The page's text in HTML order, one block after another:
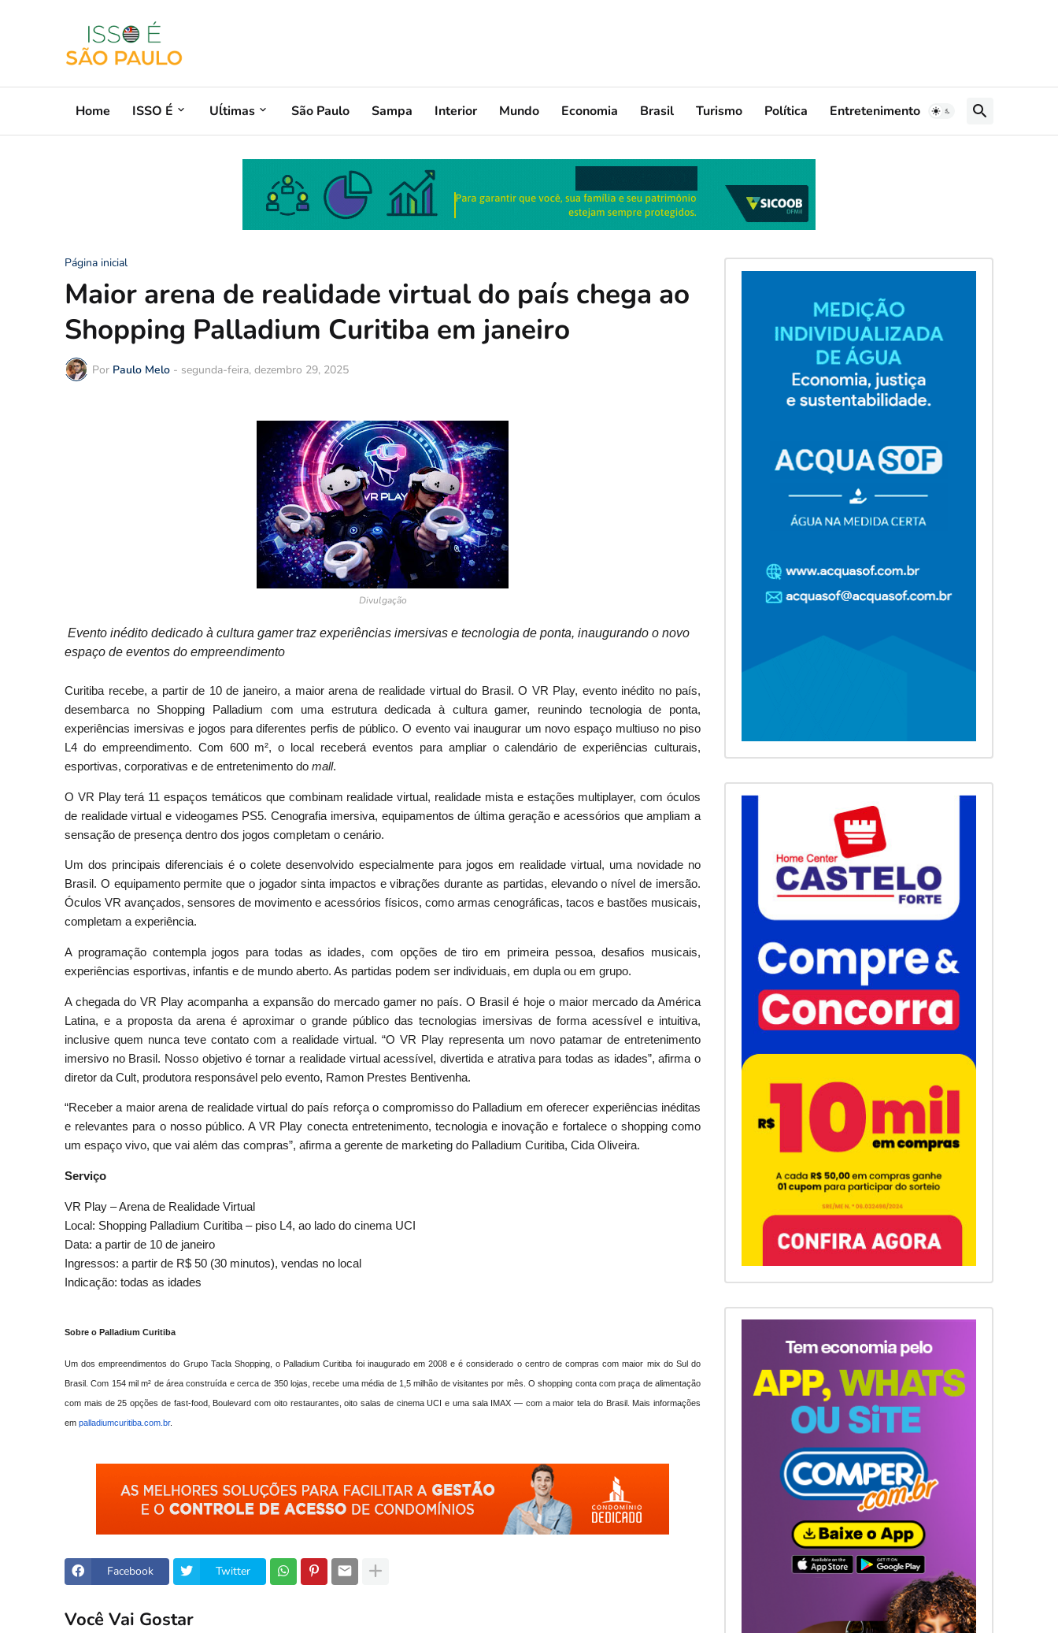
Home ISSO É Uĺtimas São Paulo Sampa Interior Mundo Economia Brasil Turismo Política Entretenimento
Página inicial
Maior arena de realidade virtual do país chega ao
Shopping Palladium Curitiba em janeiro
Por Paulo Melo - segunda-feira, dezembro 29, 2025
Divulgação
Evento inédito dedicado à cultura gamer traz experiências imersivas e tecnologia de ponta, inaugurando o novo
espaço de eventos do empreendimento
Curitiba recebe, a partir de 10 de janeiro, a maior arena de realidade virtual do Brasil. O VR Play, evento inédito no país,
desembarca no Shopping Palladium com uma estrutura dedicada à cultura gamer, reunindo tecnologia de ponta,
experiências imersivas e jogos para diferentes perfis de público. O evento vai inaugurar um novo espaço multiuso no piso
L4 do empreendimento. Com 600 m², o local receberá eventos para ampliar o calendário de experiências culturais,
esportivas, corporativas e de entretenimento do mall.
O VR Play terá 11 espaços temáticos que combinam realidade virtual, realidade mista e estações multiplayer, com óculos
de realidade virtual e videogames PS5. Cenografia imersiva, equipamentos de última geração e acessórios que ampliam a
sensação de presença dentro dos jogos completam o cenário.
Um dos principais diferenciais é o colete desenvolvido especialmente para jogos em realidade virtual, uma novidade no
Brasil. O equipamento permite que o jogador sinta impactos e vibrações durante as partidas, elevando o nível de imersão.
Óculos VR avançados, sensores de movimento e acessórios físicos, como armas cenográficas, tacos e bastões musicais,
completam a experiência.
A programação contempla jogos para todas as idades, com opções de tiro em primeira pessoa, desafios musicais,
experiências esportivas, infantis e de mundo aberto. As partidas podem ser individuais, em dupla ou em grupo.
A chegada do VR Play acompanha a expansão do mercado gamer no país. O Brasil é hoje o maior mercado da América
Latina, e a proposta da arena é aproximar o grande público das tecnologias imersivas de forma acessível e intuitiva,
inclusive quem nunca teve contato com a realidade virtual. “O VR Play representa um novo patamar de entretenimento
imersivo no Brasil. Nosso objetivo é tornar a realidade virtual acessível, divertida e atrativa para todas as idades”, afirma o
diretor da Cult, produtora responsável pelo evento, Ramon Prestes Bentivenha.
“Receber a maior arena de realidade virtual do país reforça o compromisso do Palladium em oferecer experiências inéditas
e relevantes para o nosso público. A VR Play conecta entretenimento, tecnologia e inovação e fortalece o shopping como
um espaço vivo, que vai além das compras”, afirma a gerente de marketing do Palladium Curitiba, Cida Oliveira.
Serviço
VR Play – Arena de Realidade Virtual
Local: Shopping Palladium Curitiba – piso L4, ao lado do cinema UCI
Data: a partir de 10 de janeiro
Ingressos: a partir de R$ 50 (30 minutos), vendas no local
Indicação: todas as idades
Sobre o Palladium Curitiba
Um dos empreendimentos do Grupo Tacla Shopping, o Palladium Curitiba foi inaugurado em 2008 e é considerado o centro de compras com maior mix do Sul do
Brasil. Com 154 mil m² de área construída e cerca de 350 lojas, recebe uma média de 1,5 milhão de visitantes por mês. O shopping conta com praça de alimentação
com mais de 25 opções de fast-food, Boulevard com oito restaurantes, oito salas de cinema UCI e uma sala IMAX — com a maior tela do Brasil. Mais informações
em palladiumcuritiba.com.br.
Facebook Twitter
Você Vai Gostar